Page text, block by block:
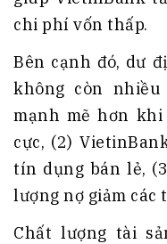
chi phí vốn thấp.
Bên cạnh đó, dư
không còn
mạnh mẽ hơn
cực, (2)
tín dụng bán lẻ,
lượng nợ giảm các
Chất lượng tài